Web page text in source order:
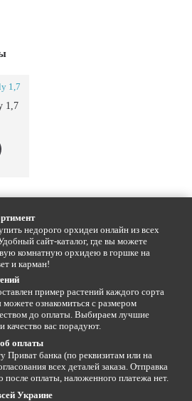
1,7
недорого орхидеи онлайн из всех
сайт-каталог, где вы можете
комнатную орхидею в горшке на
и карман!
пример растений каждого сорта
ознакомиться с размером
до оплаты. Выбираем лучшие
качество вас порадуют.
оплаты
Приват банка (по реквизитам или на
всех деталей заказа. Отправка
после оплаты, наложенного платежа нет.
Украине